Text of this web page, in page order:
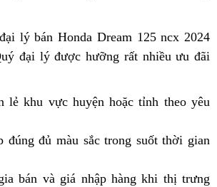
lý bán Honda Dream 125 ncx 2024
đại lý được hưỡng rất nhiều ưu đãi
lẻ khu vực huyện hoặc tỉnh theo yêu
đúng đủ màu sắc trong suốt thời gian
bán và giá nhập hàng khi thị trưng